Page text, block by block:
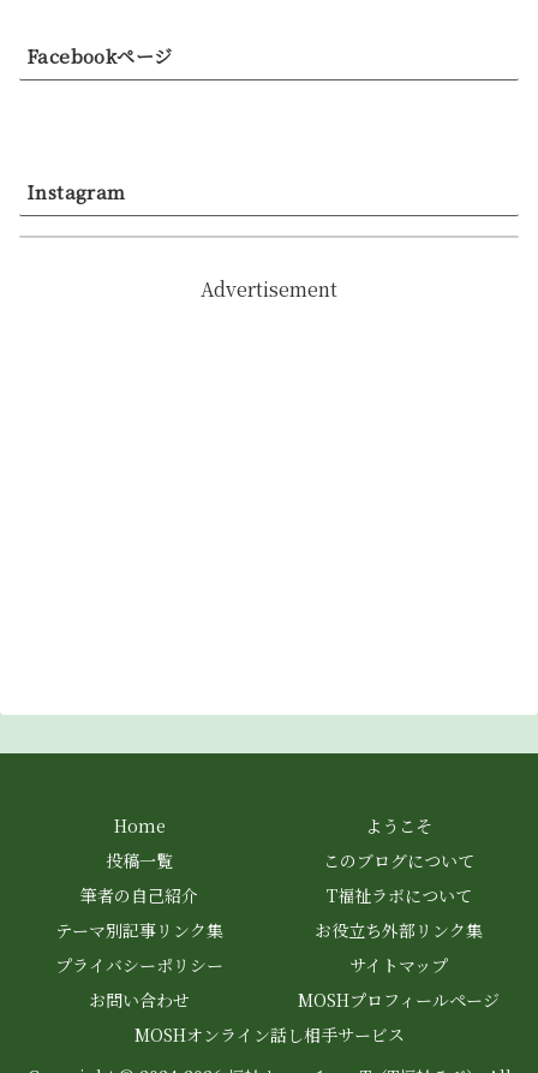
Facebookページ
Instagram
Advertisement
Home
ようこそ
投稿一覧
このブログについて
筆者の自己紹介
T福祉ラボについて
テーマ別記事リンク集
お役立ち外部リンク集
プライバシーポリシー
サイトマップ
お問い合わせ
MOSHプロフィールページ
MOSHオンライン話し相手サービス